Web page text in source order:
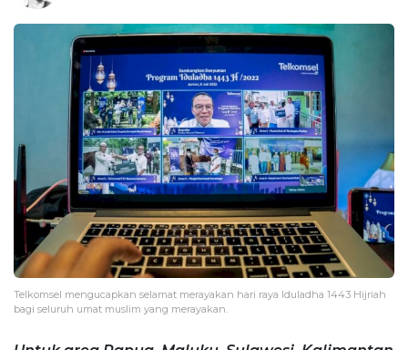
Telkomsel mengucapkan selamat merayakan hari raya Iduladha 1443 Hijriah
bagi seluruh umat muslim yang merayakan.